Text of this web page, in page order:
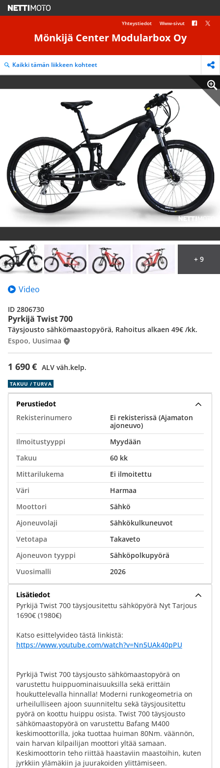
Mönkijä Center Modularbox Oy
Yhteystiedot Www-sivut
Kaikki tämän liikkeen kohteet
Pyrkijä Twist 700
1 690 € ALV väh.kelp.
Täysjousto sähkömaastopyörä, Rahoitus alkaen 49€ /kk.
Espoo, Uusimaa
ID 2806730
+ 9
Video
TAKUU / TURVA
Perustiedot
Rekisterinumero
Ei rekisterissä (Ajamaton
ajoneuvo)
Ilmoitustyyppi
Myydään
Takuu
60 kk
Mittarilukema
Ei ilmoitettu
Väri
Harmaa
Moottori
Sähkö
Ajoneuvolaji
Sähkökulkuneuvot
Vetotapa
Takaveto
Ajoneuvon tyyppi
Sähköpolkupyörä
Vuosimalli
2026
Lisätiedot
Pyrkijä Twist 700 täysjousitettu sähköpyörä Nyt Tarjous
1690€ (1980€)
Katso esittelyvideo tästä linkistä:
https://www.youtube.com/watch?v=Nn5UAk40pPU
Pyrkijä Twist 700 täysjousto sähkömaastopyörä on
varustettu huippuominaisuuksilla sekä erittäin
houkuttelevalla hinnalla! Moderni runkogeometria on
urheilulliseen ajoon suunniteltu sekä täysjousitettu
pyörä on koottu huippu osista. Twist 700 täysjousto
sähkömaastopyörä on varustettu Bafang M400
keskimoottorilla, joka tuottaa huiman 80Nm. väännön,
vain harvan kilpailijan moottori yltää samaan.
Keskimoottorin teho riittää haastaviin maastoihin, kuten
jyrkkiin ylämäkiin ja juurakoiden ylittämiseen.